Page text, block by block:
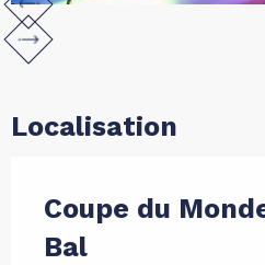
Localisation
Coupe du
Bal